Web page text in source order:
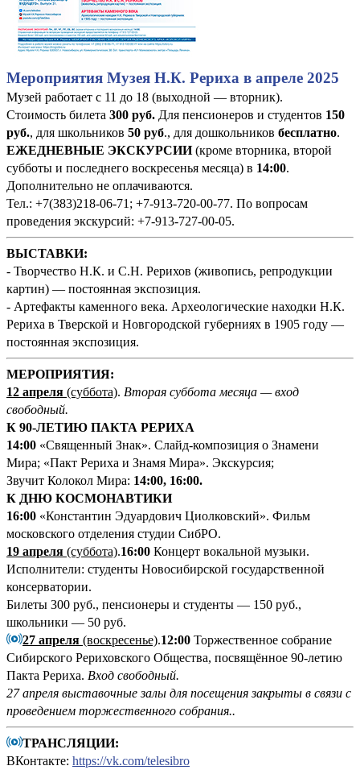
Мероприятия Музея Н.К. Рериха в апреле 2025
Музей работает с 11 до 18 (выходной — вторник).
Стоимость билета 300 руб. Для пенсионеров и студентов 150
руб., для школьников 50 руб., для дошкольников бесплатно.
ЕЖЕДНЕВНЫЕ ЭКСКУРСИИ(кроме вторника, второй
субботы и последнего воскресенья месяца) в 14:00.
Дополнительно не оплачиваются.
Тел.: +7(383)218-06-71; +7-913-720-00-77. По вопросам
проведения экскурсий: +7-913-727-00-05.
ВЫСТАВКИ:
- Творчество Н.К. и С.Н. Рерихов (живопись, репродукции
картин) — постоянная экспозиция.
- Артефакты каменного века. Археологические находки Н.К.
Рериха в Тверской и Новгородской губерниях в 1905 году —
постоянная экспозиция.
МЕРОПРИЯТИЯ:
12 апреля (суббота). Вторая суббота месяца — вход
свободный.
К 90-ЛЕТИЮ ПАКТА РЕРИХА
14:00 «Священный Знак». Слайд-композиция о Знамени
Мира; «Пакт Рериха и Знамя Мира». Экскурсия;
Звучит Колокол Мира: 14:00, 16:00.
К ДНЮ КОСМОНАВТИКИ
16:00 «Константин Эдуардович Циолковский». Фильм
московского отделения студии СибРО.
19 апреля (суббота).16:00 Концерт вокальной музыки.
Исполнители: студенты Новосибирской государственной
консерватории.
Билеты 300 руб., пенсионеры и студенты — 150 руб.,
школьники — 50 руб.
27 апреля (воскресенье).12:00 Торжественное собрание
Сибирского Рериховского Общества, посвящённое 90-летию
Пакта Рериха. Вход свободный.
27 апреля выставочные залы для посещения закрыты в связи с
проведением торжественного собрания..
ТРАНСЛЯЦИИ:
ВКонтакте: https://vk.com/telesibro